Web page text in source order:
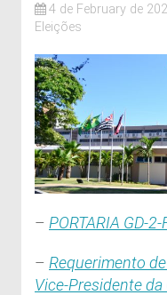
4 de February de
Eleições
– PORTARIA GD-
– Requerimento
Vice-Presidente